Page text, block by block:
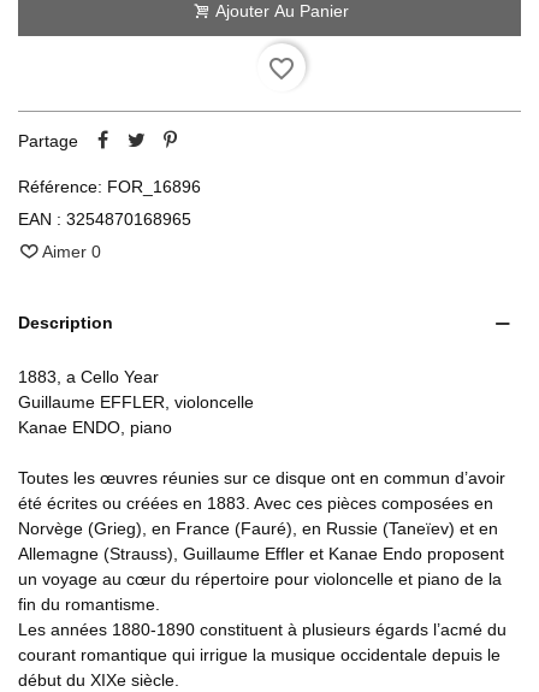
Ajouter Au Panier
favorite_border
Partage
Référence: FOR_16896
EAN : 3254870168965
Aimer 0
Description
1883, a Cello Year
Guillaume EFFLER, violoncelle
Kanae ENDO, piano
Toutes les œuvres réunies sur ce disque ont en commun d’avoir
été écrites ou créées en 1883. Avec ces pièces composées en
Norvège (Grieg), en France (Fauré), en Russie (Taneïev) et en
Allemagne (Strauss), Guillaume Effler et Kanae Endo proposent
un voyage au cœur du répertoire pour violoncelle et piano de la
fin du romantisme.
Les années 1880-1890 constituent à plusieurs égards l’acmé du
courant romantique qui irrigue la musique occidentale depuis le
début du XIXe siècle.